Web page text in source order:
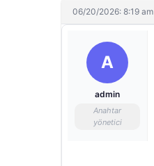
06/20/2026: 8:19 am
A
admin
Anahtar
yönetici